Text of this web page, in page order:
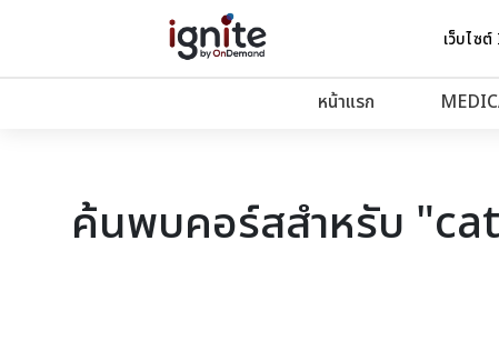
เว็บไซ
หน้าแรก
ค้นพบคอร์สสำหรับ